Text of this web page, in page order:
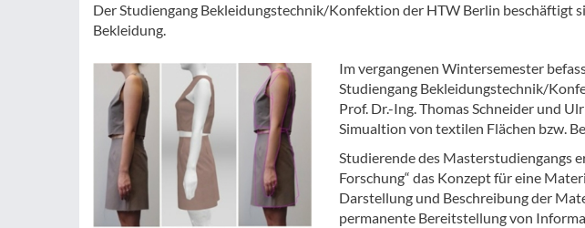
Der Studiengang Bekleidungstechnik/Konfektion der HTW Berlin beschäftigt
Bekleidung.
Im vergangenen Wintersemester
Studiengang Bekleidungstechnik/
Prof. Dr.-Ing. Thomas Schneider und
Simualtion von textilen Flächen bzw.
Studierende des Masterstudiengangs
Forschung“ das Konzept für eine
Darstellung und Beschreibung der
permanente Bereitstellung von